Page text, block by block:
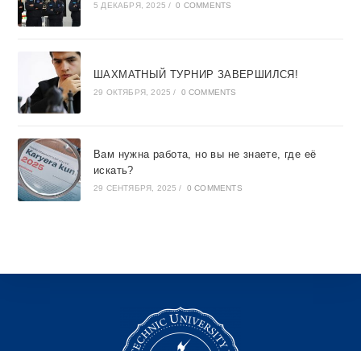
5 ДЕКАБРЯ, 2025 / 0 COMMENTS
ШАХМАТНЫЙ ТУРНИР ЗАВЕРШИЛСЯ!
29 ОКТЯБРЯ, 2025 / 0 COMMENTS
Вам нужна работа, но вы не знаете, где её
искать?
29 СЕНТЯБРЯ, 2025 / 0 COMMENTS